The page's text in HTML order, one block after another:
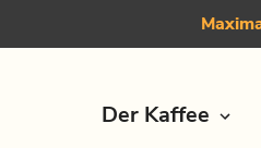
Der Kaffee